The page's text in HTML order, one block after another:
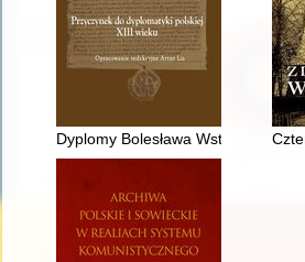
Dyplomy Bolesława Wstydliwego